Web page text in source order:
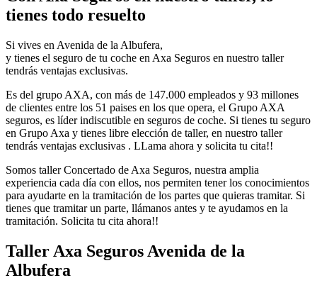
tienes todo resuelto
Si vives en Avenida de la Albufera,
y tienes el seguro de tu coche en Axa Seguros en nuestro taller
tendrás ventajas exclusivas.
Es del grupo AXA, con más de 147.000 empleados y 93 millones
de clientes entre los 51 paises en los que opera, el Grupo AXA
seguros, es líder indiscutible en seguros de coche. Si tienes tu seguro
en Grupo Axa y tienes libre elección de taller, en nuestro taller
tendrás ventajas exclusivas . LLama ahora y solicita tu cita!!
Somos taller Concertado de Axa Seguros, nuestra amplia
experiencia cada día con ellos, nos permiten tener los conocimientos
para ayudarte en la tramitación de los partes que quieras tramitar. Si
tienes que tramitar un parte, llámanos antes y te ayudamos en la
tramitación. Solicita tu cita ahora!!
Taller Axa Seguros Avenida de la
Albufera